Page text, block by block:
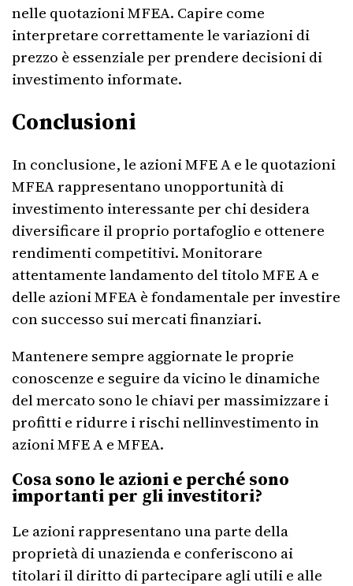
nelle quotazioni MFEA. Capire come
interpretare correttamente le variazioni di
prezzo è essenziale per prendere decisioni di
investimento informate.
Conclusioni
In conclusione, le azioni MFE A e le quotazioni
MFEA rappresentano unopportunità di
investimento interessante per chi desidera
diversificare il proprio portafoglio e ottenere
rendimenti competitivi. Monitorare
attentamente landamento del titolo MFE A e
delle azioni MFEA è fondamentale per investire
con successo sui mercati finanziari.
Mantenere sempre aggiornate le proprie
conoscenze e seguire da vicino le dinamiche
del mercato sono le chiavi per massimizzare i
profitti e ridurre i rischi nellinvestimento in
azioni MFE A e MFEA.
Cosa sono le azioni e perché sono
importanti per gli investitori?
Le azioni rappresentano una parte della
proprietà di unazienda e conferiscono ai
titolari il diritto di partecipare agli utili e alle